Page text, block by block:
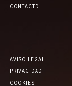
CONTACTO
AVISO LEGAL
PRIVACIDAD
COOKIES